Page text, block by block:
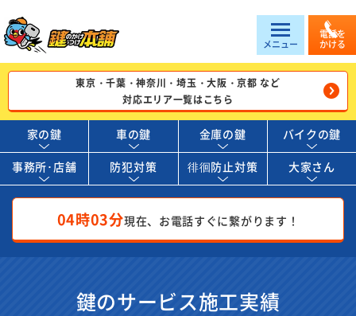
メニュー
電話を
かける
東京・千葉・神奈川・埼玉・大阪・京都 など
対応エリア一覧はこちら
家の鍵 車の鍵 金庫の鍵 バイクの鍵
事務所･店舗 防犯対策 徘徊防止対策 大家さん
04時03分現在、お電話すぐに繋がります！
鍵のサービス施工実績